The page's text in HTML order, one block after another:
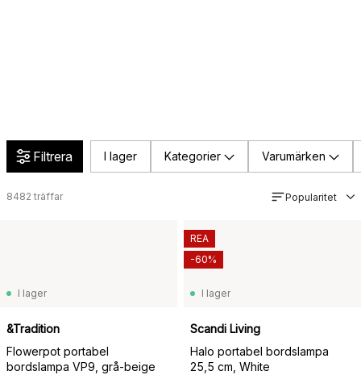
Filtrera I lager Kategorier Varumärken
8482 träffar Popularitet
I lager
&Tradition
Flowerpot portabel
bordslampa VP9, grå-beige
I lager
Scandi Living
Halo portabel bordslampa
25,5 cm, White
REA
-60%